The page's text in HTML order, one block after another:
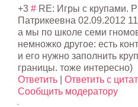
+3 # RE: Игры с крупами.
Патрикеевна 02.09.2012
а мы по школе семи
немножко другое: есть
и его нужно заполнить
границы. тоже интересно)
Ответить
Ответить с
Сообщить модератору